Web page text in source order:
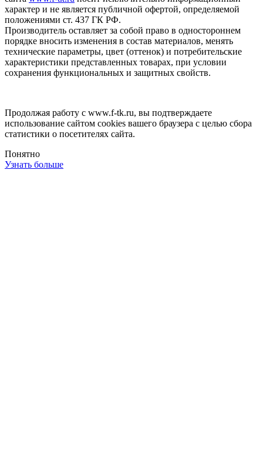
характер и не является публичной офертой, определяемой
положениями ст. 437 ГК РФ.
Производитель оставляет за собой право в одностороннем
порядке вносить изменения в состав материалов, менять
технические параметры, цвет (оттенок) и потребительские
характеристики представленных товарах, при условии
сохранения функциональных и защитных свойств.
Продолжая работу с www.f-tk.ru, вы подтверждаете
использование сайтом cookies вашего браузера с целью сбора
статистики о посетителях сайта.
Понятно
Узнать больше